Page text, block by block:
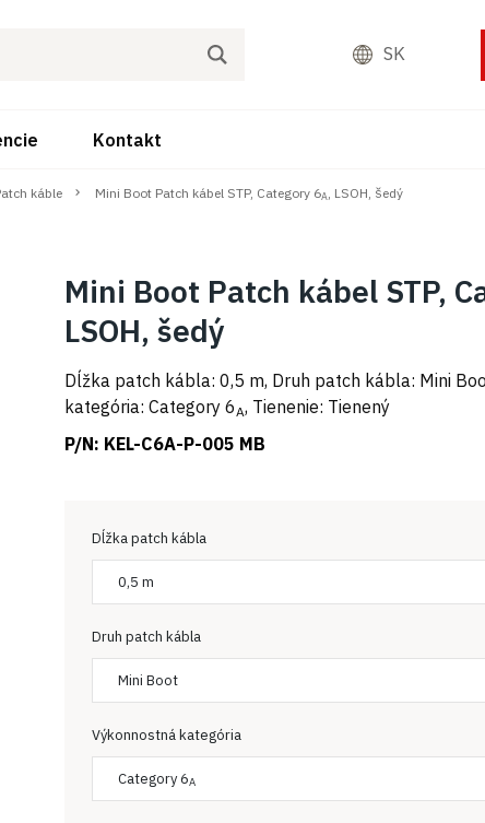
SK
Kontakt
káble Mini Boot Patch kábel STP, Category 6A, LSOH, šedý
Mini Boot Patch kábel STP,
LSOH, šedý
Dĺžka patch kábla: 0,5 m, Druh patch kábla: Mini
kategória: Category 6A, Tienenie: Tienený
P/N: KEL-C6A-P-005 MB
Dĺžka patch kábla
0,5 m
Druh patch kábla
Mini Boot
Výkonnostná kategória
Category 6A